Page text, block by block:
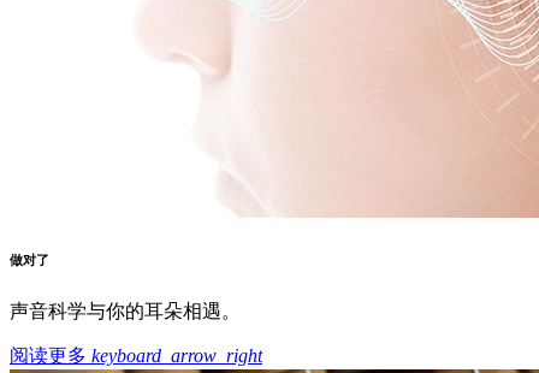
做对了
声音科学与你的耳朵相遇。
阅读更多 keyboard_arrow_right